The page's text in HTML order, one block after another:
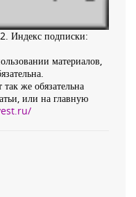
Индекс подписки:
материалов,
же обязательна
или на главную